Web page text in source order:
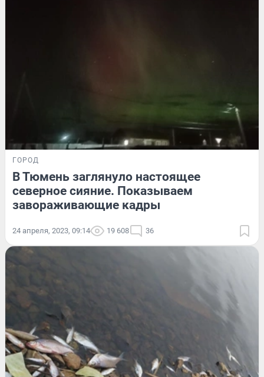
ГОРОД
В Тюмень заглянуло настоящее
северное сияние. Показываем
завораживающие кадры
24 апреля, 2023, 09:14 19 608 36